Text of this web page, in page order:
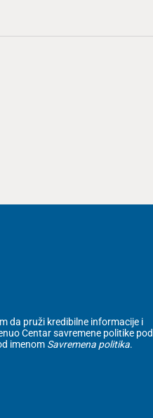
da pruži kredibilne informacije i
Centar savremene politike pod
imenom Savremena politika.